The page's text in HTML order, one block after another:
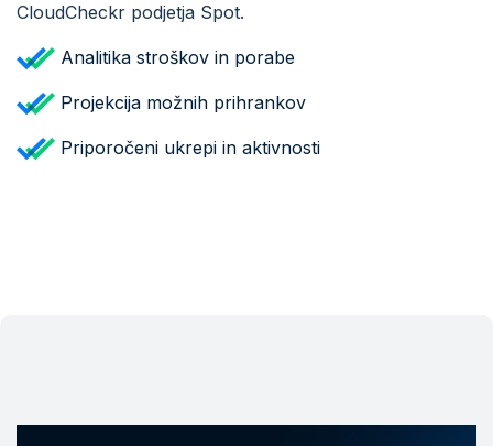
CloudCheckr podjetja Spot.
Analitika stroškov in porabe
Projekcija možnih prihrankov
Priporočeni ukrepi in aktivnosti